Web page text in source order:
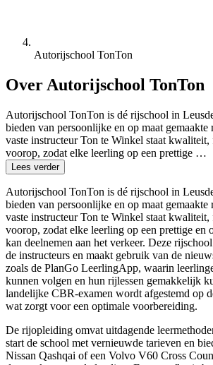
Autorijschool TonTon
Over Autorijschool TonTon
Autorijschool TonTon is dé rijschool in
bieden van persoonlijke en op maat
vaste instructeur Ton te Winkel staat
voorop, zodat elke leerling op een prettige …
Lees verder
Autorijschool TonTon is dé rijschool in
bieden van persoonlijke en op maat
vaste instructeur Ton te Winkel staat
voorop, zodat elke leerling op een prettige en
kan deelnemen aan het verkeer. Deze
de instructeurs en maakt gebruik van de
zoals de PlanGo LeerlingApp, waarin
kunnen volgen en hun rijlessen gemakkelijk
landelijke CBR-examen wordt afgestemd op
wat zorgt voor een optimale voorbereiding.
De rijopleiding omvat uitdagende
start de school met vernieuwde tarieven en
Nissan Qashqai of een Volvo V60 Cross